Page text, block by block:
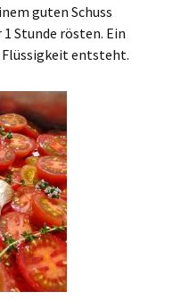
guten Schuss
Stunde rösten. Ein
Flüssigkeit entsteht.